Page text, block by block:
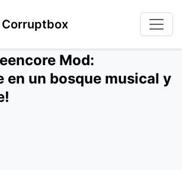
Corruptbox
Mod:
en un bosque musical y